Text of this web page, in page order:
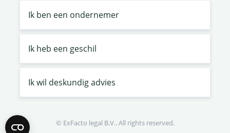
Ik ben een ondernemer
Ik heb een geschil
Ik wil deskundig advies
© ExFacto legal B.V.. All rights reserved.